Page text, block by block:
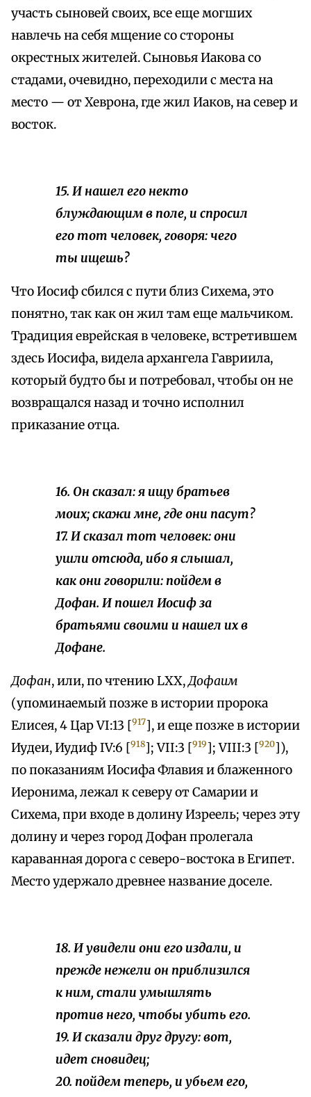
участь сыновей своих, все еще могших
навлечь на себя мщение со стороны
окрестных жителей. Сыновья Иакова со
стадами, очевидно, переходили с места на
место — от Хеврона, где жил Иаков, на север и
восток.
15. И нашел его некто
блуждающим в поле, и спросил
его тот человек, говоря: чего
ты ищешь?
Что Иосиф сбился с пути близ Сихема, это
понятно, так как он жил там еще мальчиком.
Традиция еврейская в человеке, встретившем
здесь Иосифа, видела архангела Гавриила,
который будто бы и потребовал, чтобы он не
возвращался назад и точно исполнил
приказание отца.
16. Он сказал: я ищу братьев
моих; скажи мне, где они пасут?
17. И сказал тот человек: они
ушли отсюда, ибо я слышал,
как они говорили: пойдем в
Дофан. И пошел Иосиф за
братьями своими и нашел их в
Дофане.
Дофан, или, по чтению LXX,Дофаим
(упоминаемый позже в истории пророка
Елисея, 4 Цар VI:13 [917], и еще позже в истории
Иудеи, Иудиф IV:6 [918]; VII:3 [919 ]; VIII:3 [920]),
по показаниям Иосифа Флавия и блаженного
Иеронима, лежал к северу от Самарии и
Сихема, при входе в долину Изреель; через эту
долину и через город Дофан пролегала
караванная дорога с северо-востока в Египет.
Место удержало древнее название доселе.
18. И увидели они его издали, и
прежде нежели он приблизился
к ним, стали умышлять
против него, чтобы убить его.
19. И сказали друг другу: вот,
идет сновидец;
20. пойдем теперь, и убьем его,